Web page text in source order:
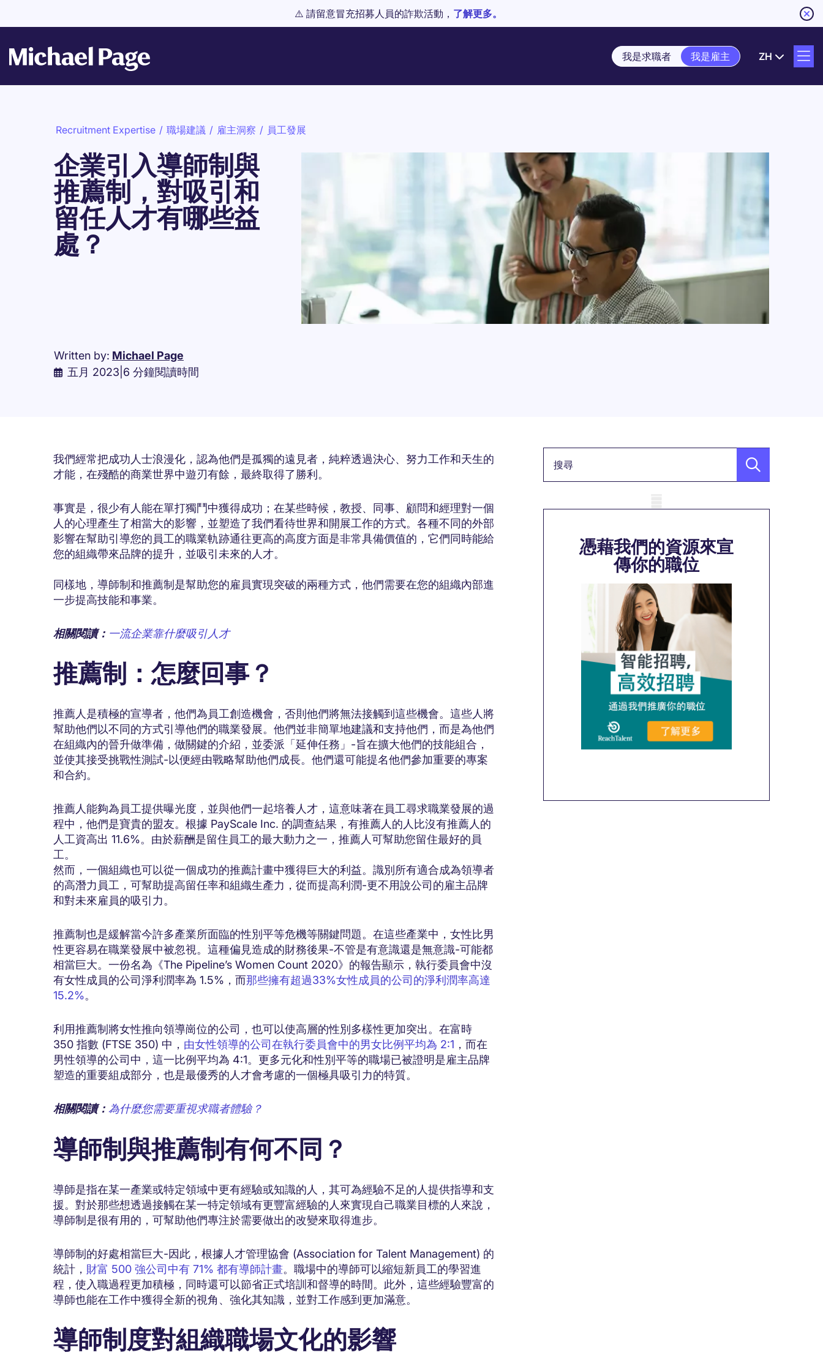
⚠️ 請留意冒充招募人員的詐欺活動， 了解更多。
我是求職者 我是雇主 ZH
Recruitment Expertise / 職場建議 / 雇主洞察 / 員工發展
企業引入導師制與
推薦制，對吸引和
留任人才有哪些益
處？
Written by: Michael Page
五月 2023 6 分鐘閱讀時間
我們經常把成功人士浪漫化，認為他們是孤獨的遠見者，純粹透過決心、努力工作和天生的
才能，在殘酷的商業世界中遊刃有餘，最終取得了勝利。
事實是，很少有人能在單打獨鬥中獲得成功；在某些時候，教授、同事、顧問和經理對一個
人的心理產生了相當大的影響，並塑造了我們看待世界和開展工作的方式。各種不同的外部
影響在幫助引導您的員工的職業軌跡通往更高的高度方面是非常具備價值的，它們同時能給
您的組織帶來品牌的提升，並吸引未來的人才。
同樣地，導師制和推薦制是幫助您的雇員實現突破的兩種方式，他們需要在您的組織內部進
一步提高技能和事業。
相關閱讀： 一流企業靠什麼吸引人才
推薦制：怎麼回事？
推薦人是積極的宣導者，他們為員工創造機會，否則他們將無法接觸到這些機會。這些人將
幫助他們以不同的方式引導他們的職業發展。他們並非簡單地建議和支持他們，而是為他們
在組織內的晉升做準備，做關鍵的介紹，並委派「延伸任務」-旨在擴大他們的技能組合，
並使其接受挑戰性測試-以便經由戰略幫助他們成長。他們還可能提名他們參加重要的專案
和合約。
推薦人能夠為員工提供曝光度，並與他們一起培養人才，這意味著在員工尋求職業發展的過
程中，他們是寶貴的盟友。根據 PayScale Inc. 的調查結果，有推薦人的人比沒有推薦人的
人工資高出 11.6%。由於薪酬是留住員工的最大動力之一，推薦人可幫助您留住最好的員
工。
然而，一個組織也可以從一個成功的推薦計畫中獲得巨大的利益。識別所有適合成為領導者
的高潛力員工，可幫助提高留任率和組織生產力，從而提高利潤-更不用說公司的雇主品牌
和對未來雇員的吸引力。
推薦制也是緩解當今許多產業所面臨的性別平等危機等關鍵問題。在這些產業中，女性比男
性更容易在職業發展中被忽視。這種偏見造成的財務後果-不管是有意識還是無意識-可能都
相當巨大。一份名為《The Pipeline’s Women Count 2020》的報告顯示，執行委員會中沒
有女性成員的公司淨利潤率為 1.5%，而那些擁有超過33%女性成員的公司的淨利潤率高達
15.2%。
利用推薦制將女性推向領導崗位的公司，也可以使高層的性別多樣性更加突出。在富時
350 指數 (FTSE 350) 中， 由女性領導的公司在執行委員會中的男女比例平均為 2:1 ，而在
男性領導的公司中，這一比例平均為 4:1。更多元化和性別平等的職場已被證明是雇主品牌
塑造的重要組成部分，也是最優秀的人才會考慮的一個極具吸引力的特質。
相關閱讀： 為什麼您需要重視求職者體驗？
導師制與推薦制有何不同？
導師是指在某一產業或特定領域中更有經驗或知識的人，其可為經驗不足的人提供指導和支
援。對於那些想透過接觸在某一特定領域有更豐富經驗的人來實現自己職業目標的人來說，
導師制是很有用的，可幫助他們專注於需要做出的改變來取得進步。
導師制的好處相當巨大-因此，根據人才管理協會 (Association for Talent Management) 的
統計， 財富 500 強公司中有 71% 都有導師計畫。職場中的導師可以縮短新員工的學習進
程，使入職過程更加積極，同時還可以節省正式培訓和督導的時間。此外，這些經驗豐富的
導師也能在工作中獲得全新的視角、強化其知識，並對工作感到更加滿意。
導師制度對組織職場文化的影響
憑藉我們的資源來宣
傳你的職位